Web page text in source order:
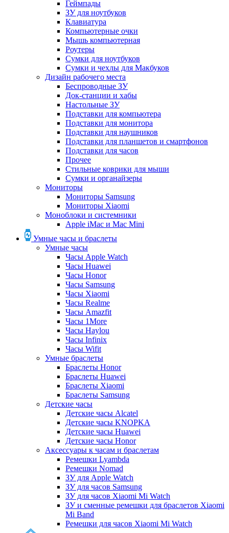
Геймпады
ЗУ для ноутбуков
Клавиатура
Компьютерные очки
Мышь компьютерная
Роутеры
Сумки для ноутбуков
Сумки и чехлы для Макбуков
Дизайн рабочего места
Беспроводные ЗУ
Док-станции и хабы
Настольные ЗУ
Подставки для компьютера
Подставки для монитора
Подставки для наушников
Подставки для планшетов и смартфонов
Подставки для часов
Прочее
Стильные коврики для мыши
Сумки и органайзеры
Мониторы
Мониторы Samsung
Мониторы Xiaomi
Моноблоки и системники
Apple iMac и Mac Mini
Умные часы и браслеты
Умные часы
Часы Apple Watch
Часы Huawei
Часы Honor
Часы Samsung
Часы Xiaomi
Часы Realme
Часы Amazfit
Часы 1More
Часы Haylou
Часы Infinix
Часы Wifit
Умные браслеты
Браслеты Honor
Браслеты Huawei
Браслеты Xiaomi
Браслеты Samsung
Детские часы
Детские часы Alcatel
Детские часы KNOPKA
Детские часы Huawei
Детские часы Honor
Аксессуары к часам и браслетам
Ремешки Lyambda
Ремешки Nomad
ЗУ для Apple Watch
ЗУ для часов Samsung
ЗУ для часов Xiaomi Mi Watch
ЗУ и сменные ремешки для браслетов Xiaomi
Mi Band
Ремешки для часов Xiaomi Mi Watch